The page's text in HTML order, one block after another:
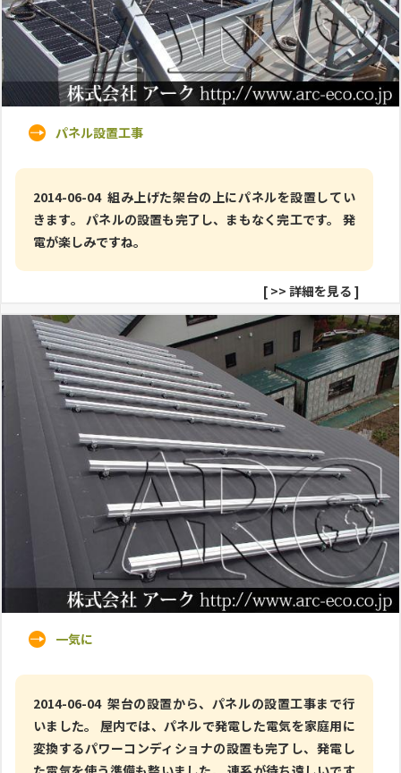
パネル設置工事
2014-06-04 組み上げた架台の上にパネルを設置してい
きます。 パネルの設置も完了し、まもなく完工です。 発
電が楽しみですね。
[ >> 詳細を見る ]
一気に
2014-06-04 架台の設置から、パネルの設置工事まで行
いました。 屋内では、パネルで発電した電気を家庭用に
変換するパワーコンディショナの設置も完了し、発電し